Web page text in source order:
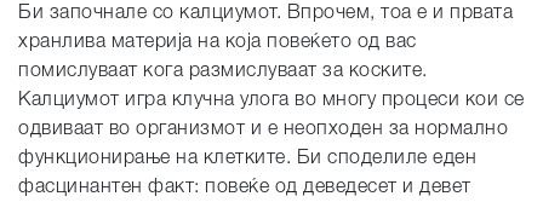
Би започнале со калциумот. Впрочем, тоа е и првата
хранлива материја на која повеќето од вас
помислуваат кога размислуваат за коските.
Калциумот игра клучна улога во многу процеси кои се
одвиваат во организмот и е неопходен за нормално
функционирање на клетките. Би споделиле еден
фасцинантен факт: повеќе од деведесет и девет